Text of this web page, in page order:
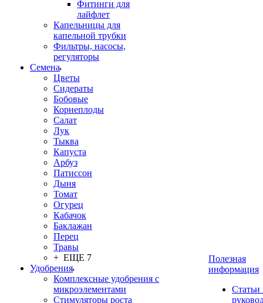
Фитинги для
лайфлет
Капельницы для
капельной трубки
Фильтры, насосы,
регуляторы
Семена
Цветы
Сидераты
Бобовые
Корнеплоды
Салат
Лук
Тыква
Капуста
Арбуз
Патиссон
Дыня
Томат
Огурец
Кабачок
Баклажан
Перец
Травы
+ ЕЩЕ 7
Удобрения
Комплексные удобрения с
микроэлементами
Стимуляторы роста
Полезная
информация
Статьи